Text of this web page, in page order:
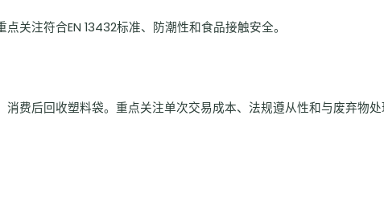
关注符合EN 13432标准、防潮性和食品接触安全。
费后回收塑料袋。重点关注单次交易成本、法规遵从性和与废弃物